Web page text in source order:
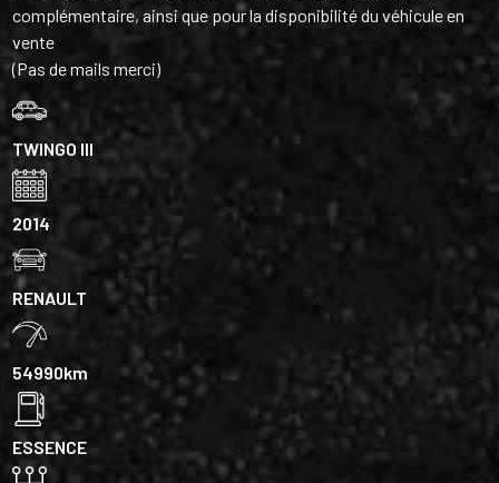
complémentaire, ainsi que pour la disponibilité du véhicule en
vente
(Pas de mails merci)
TWINGO III
2014
RENAULT
54990km
ESSENCE